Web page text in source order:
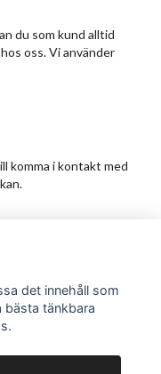
du som kund alltid
oss. Vi använder
komma i kontakt med
Prenumerera
det innehåll som
tänkbara